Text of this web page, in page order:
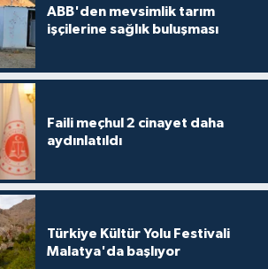
ABB'den mevsimlik tarım
işçilerine sağlık buluşması
Faili meçhul 2 cinayet daha
aydınlatıldı
Türkiye Kültür Yolu Festivali
Malatya'da başlıyor